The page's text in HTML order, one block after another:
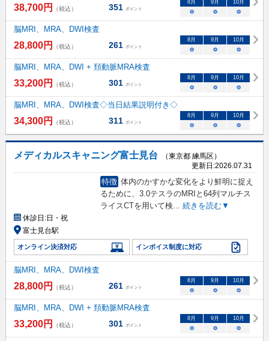
38,700円 （税込） 351 ポイント
8月 9月 10月
○ ○ ○
脳MRI、MRA、DWI検査
28,800円 （税込） 261 ポイント
8月 9月 10月
○ ○ ○
脳MRI、MRA、DWI + 頚動脈MRA検査
33,200円 （税込） 301 ポイント
8月 9月 10月
○ ○ ○
脳MRI、MRA、DWI検査◇当日結果説明付き◇
34,300円 （税込） 311 ポイント
8月 9月 10月
○ ○ ○
メディカルスキャニング富士見台
（東京都 練馬区）
更新日:2026.07.31
特徴 体内のかすかな変化をより鮮明に捉え
るために、3.0テスラのMRIと64列マルチス
ライスCTを用いて検... 続きを読む▼
休診日:日・祝
富士見台駅
オンライン決済対応 インボイス制度に対応
脳MRI、MRA、DWI検査
28,800円 （税込） 261 ポイント
8月 9月 10月
○ ○ ○
脳MRI、MRA、DWI + 頚動脈MRA検査
33,200円 （税込） 301 ポイント
8月 9月 10月
○ ○ ○